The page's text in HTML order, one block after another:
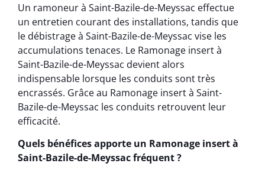
Un ramoneur à Saint-Bazile-de-Meyssac effectue
un entretien courant des installations, tandis que
le débistrage à Saint-Bazile-de-Meyssac vise les
accumulations tenaces. Le Ramonage insert à
Saint-Bazile-de-Meyssac devient alors
indispensable lorsque les conduits sont très
encrassés. Grâce au Ramonage insert à Saint-
Bazile-de-Meyssac les conduits retrouvent leur
efficacité.
Quels bénéfices apporte un Ramonage insert à
Saint-Bazile-de-Meyssac fréquent ?